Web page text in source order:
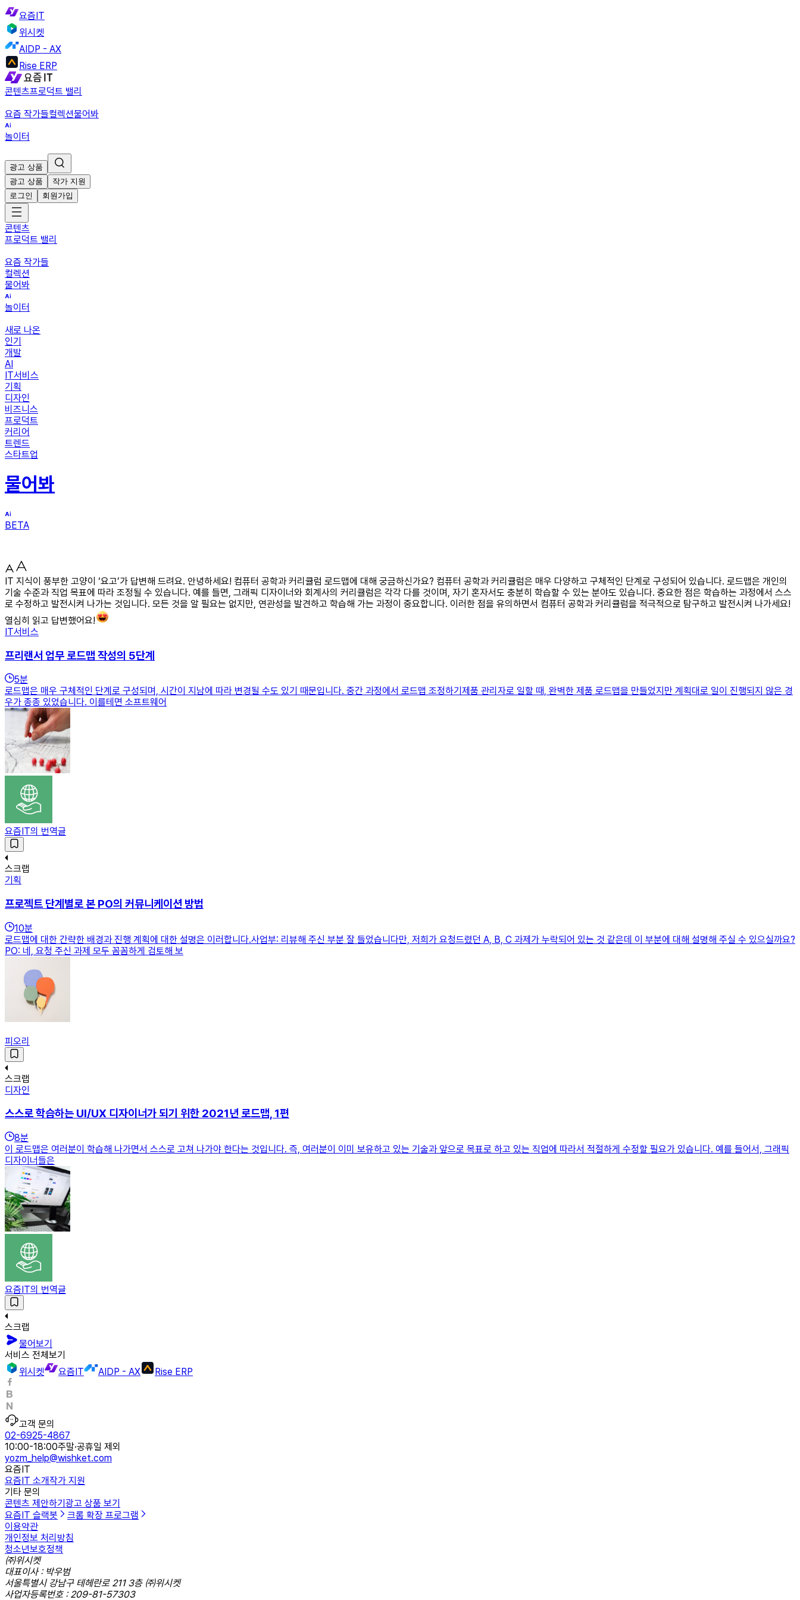
요즘IT
위시켓
AIDP - AX
Rise ERP
콘텐츠프로덕트 밸리
요즘 작가들컬렉션물어봐
놀이터
광고 상품
광고 상품
작가 지원
로그인
회원가입
콘텐츠
프로덕트 밸리
요즘 작가들
컬렉션
물어봐
놀이터
새로 나온
인기
개발
AI
IT서비스
기획
디자인
비즈니스
프로덕트
커리어
트렌드
스타트업
물어봐
BETA
IT 지식이 풍부한 고양이 ‘요고’가 답변해 드려요. 안녕하세요! 컴퓨터 공학과 커리큘럼 로드맵에 대해 궁금하신가요? 컴퓨터 공학과 커리큘럼은 매우 다양하고 구체적인 단계로 구성되어 있습니다. 로드맵은 개인의
기술 수준과 직업 목표에 따라 조정될 수 있습니다. 예를 들면, 그래픽 디자이너와 회계사의 커리큘럼은 각각 다를 것이며, 자기 혼자서도 충분히 학습할 수 있는 분야도 있습니다. 중요한 점은 학습하는 과정에서 스스
로 수정하고 발전시켜 나가는 것입니다. 모든 것을 알 필요는 없지만, 연관성을 발견하고 학습해 가는 과정이 중요합니다. 이러한 점을 유의하면서 컴퓨터 공학과 커리큘럼을 적극적으로 탐구하고 발전시켜 나가세요!
열심히 읽고 답변했어요!
IT서비스
프리랜서 업무 로드맵 작성의 5단계
5분
로드맵은 매우 구체적인 단계로 구성되며, 시간이 지남에 따라 변경될 수도 있기 때문입니다. 중간 과정에서 로드맵 조정하기제품 관리자로 일할 때, 완벽한 제품 로드맵을 만들었지만 계획대로 일이 진행되지 않은 경
우가 종종 있었습니다. 이를테면 소프트웨어
요즘IT의 번역글
스크랩
기획
프로젝트 단계별로 본 PO의 커뮤니케이션 방법
10분
로드맵에 대한 간략한 배경과 진행 계획에 대한 설명은 이러합니다.사업부: 리뷰해 주신 부분 잘 들었습니다만, 저희가 요청드렸던 A, B, C 과제가 누락되어 있는 것 같은데 이 부분에 대해 설명해 주실 수 있으실까요?
PO: 네, 요청 주신 과제 모두 꼼꼼하게 검토해 보
피오리
스크랩
디자인
스스로 학습하는 UI/UX 디자이너가 되기 위한 2021년 로드맵, 1편
8분
이 로드맵은 여러분이 학습해 나가면서 스스로 고쳐 나가야 한다는 것입니다. 즉, 여러분이 이미 보유하고 있는 기술과 앞으로 목표로 하고 있는 직업에 따라서 적절하게 수정할 필요가 있습니다. 예를 들어서, 그래픽
디자이너들은
요즘IT의 번역글
스크랩
물어보기
서비스 전체보기
위시켓
요즘IT AIDP - AX Rise ERP
고객 문의
02-6925-4867
10:00-18:00주말·공휴일 제외
yozm_help@wishket.com
요즘IT
요즘IT 소개작가 지원
기타 문의
콘텐츠 제안하기 광고 상품 보기
요즘IT 슬랙봇
크롬 확장 프로그램
이용약관
개인정보 처리방침
청소년보호정책
㈜위시켓
대표이사 : 박우범
서울특별시 강남구 테헤란로 211 3층 ㈜위시켓
사업자등록번호 : 209-81-57303